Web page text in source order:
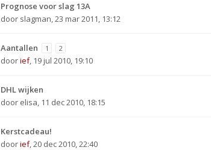
Prognose voor slag 13A
door slagman,23 mar 2011, 13:12
Aantallen 1 2
doorief, 19 jul 2010, 19:10
DHL wijken
door elisa, 11 dec 2010, 18:15
Kerstcadeau!
doorief,20 dec 2010, 22:40